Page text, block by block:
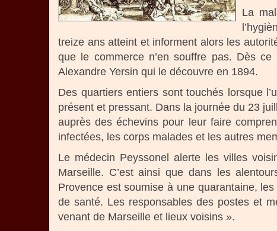
La
treize ans atteint et informent alors les
que le commerce n’en souffre pas. Dès
Alexandre Yersin qui le découvre en 1894.
Des quartiers entiers sont touchés lorsque
présent et pressant. Dans la journée du 23
auprès des échevins pour leur faire
infectées, les corps malades et les autres
Le médecin Peyssonel alerte les villes
Marseille. C’est ainsi que dans les
Provence est soumise à une quarantaine,
de santé. Les responsables des postes et
venant de Marseille et lieux voisins ».